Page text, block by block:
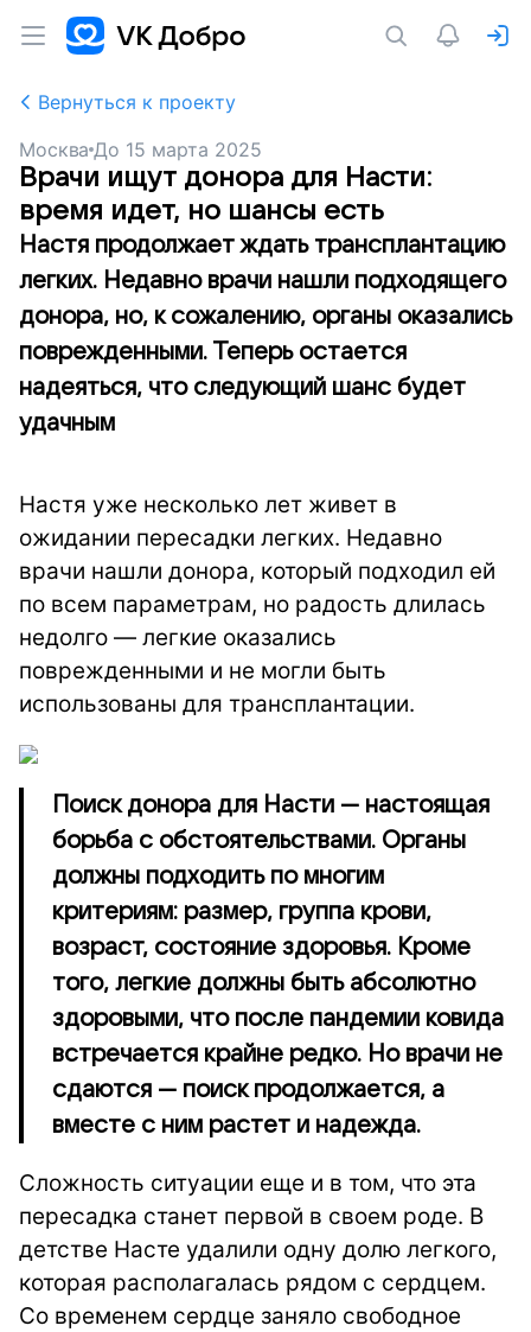
Вернуться к проекту
Москва До 15 марта 2025
Врачи ищут донора для Насти:
время идет, но шансы есть
Настя продолжает ждать трансплантацию
легких. Недавно врачи нашли подходящего
донора, но, к сожалению, органы оказались
поврежденными. Теперь остается
надеяться, что следующий шанс будет
удачным
Настя уже несколько лет живет в
ожидании пересадки легких. Недавно
врачи нашли донора, который подходил ей
по всем параметрам, но радость длилась
недолго — легкие оказались
поврежденными и не могли быть
использованы для трансплантации.
Поиск донора для Насти — настоящая
борьба с обстоятельствами. Органы
должны подходить по многим
критериям: размер, группа крови,
возраст, состояние здоровья. Кроме
того, легкие должны быть абсолютно
здоровыми, что после пандемии ковида
встречается крайне редко. Но врачи не
сдаются — поиск продолжается, а
вместе с ним растет и надежда.
Сложность ситуации еще и в том, что эта
пересадка станет первой в своем роде. В
детстве Насте удалили одну долю легкого,
которая располагалась рядом с сердцем.
Со временем сердце заняло свободное